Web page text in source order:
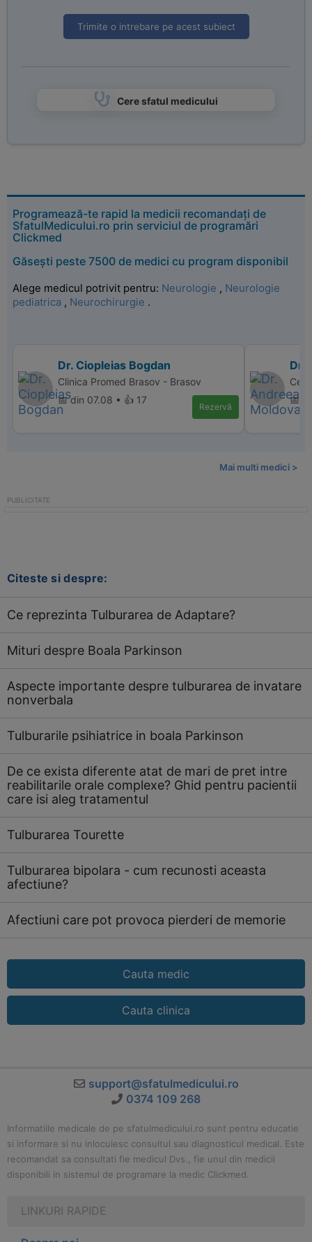
Trimite o intrebare pe acest subiect
Cere sfatul medicului
Programează-te rapid la medicii recomandați de
SfatulMedicului.ro prin serviciul de programări
Clickmed
Găsești peste 7500 de medici cu program disponibil
Alege medicul potrivit pentru: Neurologie , Neurologie
pediatrica , Neurochirurgie .
Dr. Ciopleias Bogdan
Clinica Promed Brasov - Brasov
📅 din 07.08 • 👍 17
Rezervă
Dr.
📅
Mai multi medici >
Citeste si despre:
Ce reprezinta Tulburarea de Adaptare?
Mituri despre Boala Parkinson
Aspecte importante despre tulburarea de invatare
nonverbala
Tulburarile psihiatrice in boala Parkinson
De ce exista diferente atat de mari de pret intre
reabilitarile orale complexe? Ghid pentru pacientii
care isi aleg tratamentul
Tulburarea Tourette
Tulburarea bipolara - cum recunosti aceasta
afectiune?
Afectiuni care pot provoca pierderi de memorie
Cauta medic
Cauta clinica
support@sfatulmedicului.ro
0374 109 268
Informatiile medicale de pe sfatulmedicului.ro sunt pentru educatie
si informare si nu inlocuiesc consultul sau diagnosticul medical. Este
recomandat sa consultati fie medicul Dvs., fie unul din medicii
disponibili in sistemul de programare la medic Clickmed.
LINKURI RAPIDE